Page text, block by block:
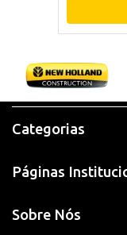
Categorias
Páginas
Sobre Nós